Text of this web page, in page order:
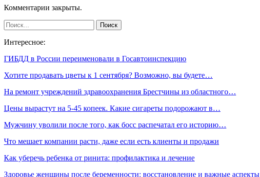
Комментарии закрыты.
Интересное:
ГИБДД в России переименовали в Госавтоинспекцию
Хотите продавать цветы к 1 сентября? Возможно, вы будете…
На ремонт учреждений здравоохранения Брестчины из областного…
Цены вырастут на 5-45 копеек. Какие сигареты подорожают в…
Мужчину уволили после того, как босс распечатал его историю…
Что мешает компании расти, даже если есть клиенты и продажи
Как уберечь ребенка от ринита: профилактика и лечение
Здоровье женщины после беременности: восстановление и важные аспекты